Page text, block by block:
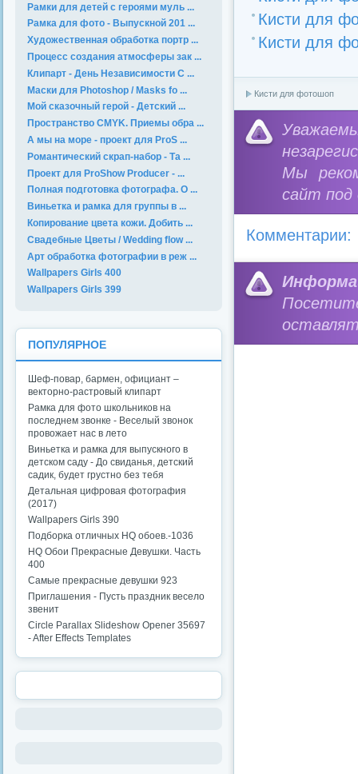
Кисти для
Кисти для
Кисти для фотошоп
Мы
сайт под
Комментарии:
Рамки для детей с героями муль ...
Рамка для фото - Выпускной 201 ...
Художественная обработка портр ...
Процесс создания атмосферы зак ...
Клипарт - День Независимости С ...
Маски для Photoshop / Masks fo ...
Мой сказочный герой - Детский ...
Пространство CMYK. Приемы обра ...
А мы на море - проект для ProS ...
Романтический скрап-набор - Та ...
Проект для ProShow Producer - ...
Полная подготовка фотографа. О ...
Виньетка и рамка для группы в ...
Копирование цвета кожи. Добить ...
Свадебные Цветы / Wedding flow ...
Арт обработка фотографии в реж ...
Wallpapers Girls 400
Wallpapers Girls 399
ПОПУЛЯРНОЕ
Шеф-повар, бармен, официант –
векторно-растровый клипарт
Рамка для фото школьников на
последнем звонке - Веселый звонок
провожает нас в лето
Виньетка и рамка для выпускного в
детском саду - До свиданья, детский
садик, будет грустно без тебя
Детальная цифровая фотография
(2017)
Wallpapers Girls 390
Подборка отличных HQ обоев.-1036
HQ Обои Прекрасные Девушки. Часть
400
Самые прекрасные девушки 923
Приглашения - Пусть праздник весело
звенит
Circle Parallax Slideshow Opener 35697
- After Effects Templates